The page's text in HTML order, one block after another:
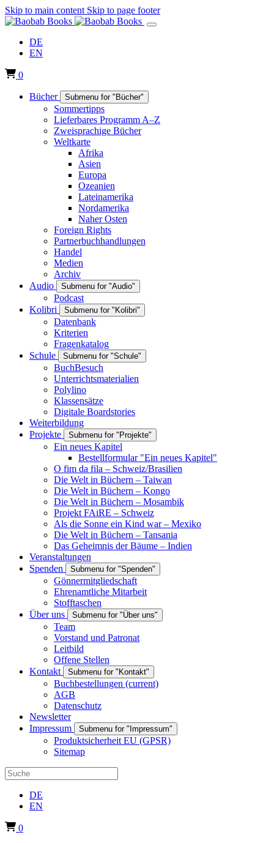
Skip to main content Skip to page footer
DE
EN
0
Bücher Submenu for "Bücher"
Sommertipps
Lieferbares Programm A–Z
Zweisprachige Bücher
Weltkarte
Afrika
Asien
Europa
Ozeanien
Lateinamerika
Nordamerika
Naher Osten
Foreign Rights
Partnerbuchhandlungen
Handel
Medien
Archiv
Audio
Submenu for "Audio"
Podcast
Kolibri
Submenu for "Kolibri"
Datenbank
Kriterien
Fragenkatalog
Schule
Submenu for "Schule"
BuchBesuch
Unterrichtsmaterialien
Polylino
Klassensätze
Digitale Boardstories
Weiterbildung
Projekte
Submenu for "Projekte"
Ein neues Kapitel
Bestellformular "Ein neues Kapitel"
O fim da fila – Schweiz/Brasilien
Die Welt in Büchern – Taiwan
Die Welt in Büchern – Kongo
Die Welt in Büchern – Mosambik
Projekt FAiRE – Schweiz
Als die Sonne ein Kind war – Mexiko
Die Welt in Büchern – Tansania
Das Geheimnis der Bäume – Indien
Veranstaltungen
Spenden
Submenu for "Spenden"
Gönnermitgliedschaft
Ehrenamtliche Mitarbeit
Stofftaschen
Über uns
Submenu for "Über uns"
Team
Vorstand und Patronat
Leitbild
Offene Stellen
Kontakt
Submenu for "Kontakt"
Buchbestellungen (current)
AGB
Datenschutz
Newsletter
Impressum
Submenu for "Impressum"
Produktsicherheit EU (GPSR)
Sitemap
DE
EN
0